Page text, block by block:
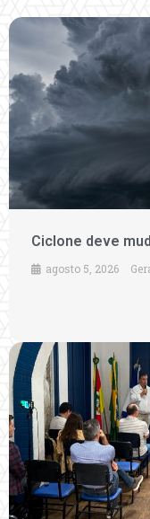
Ciclone deve
agosto 5, 2026